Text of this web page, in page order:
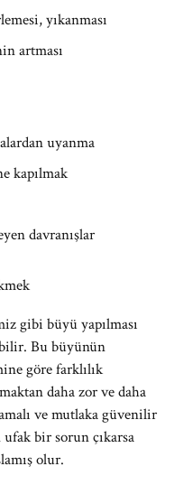
yıkanması
artması
uyanma
kapılmak
davranışlar
gibi büyü yapılması
Bu büyünün
göre farklılık
daha zor ve daha
ve mutlaka güvenilir
ufak bir sorun çıkarsa
olur.